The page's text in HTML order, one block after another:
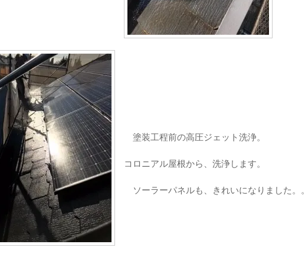
塗装工程前の高圧ジェット洗浄。
コロニアル屋根から、洗浄します。
ソーラーパネルも、きれいになりました。。